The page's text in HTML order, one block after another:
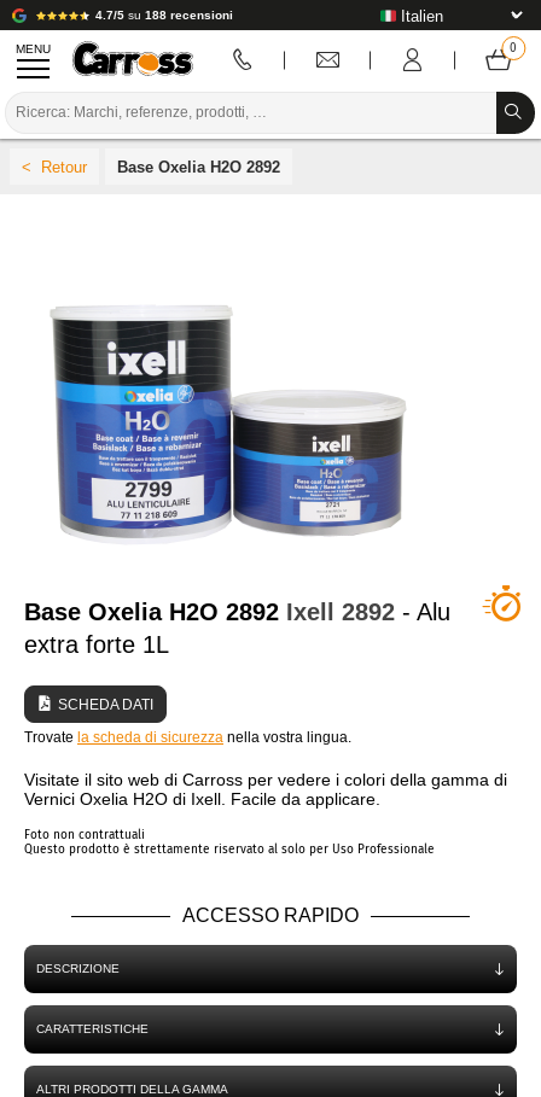
4.7/5 su 188 recensioni
MENU
MATERIALI DI CONSUMO PER LA CARROZZERIA
STRUMENTI PER LA CARROZZERIA
ATTREZZATURE PER CARROZZERIA
INSTALLAZIONE IN LABORATORIO
TUTORIAL E CONSIGLI
Base Oxelia H2O 2892
Base Oxelia H2O 2892 Ixell 2892 - Alu
extra forte 1L
SCHEDA DATI
Trovate la scheda di sicurezza nella vostra lingua.
Visitate il sito web di Carross per vedere i colori della gamma di
Vernici Oxelia H2O di Ixell. Facile da applicare.
Foto non contrattuali
Questo prodotto è strettamente riservato al solo per Uso Professionale
ACCESSO RAPIDO
DESCRIZIONE
CARATTERISTICHE
ALTRI PRODOTTI DELLA GAMMA